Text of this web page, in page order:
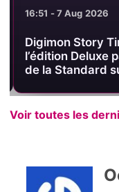
16:51 - 7 Aug 2026
Digimon Story
l’édition Deluxe
de la Standard
Voir toutes les